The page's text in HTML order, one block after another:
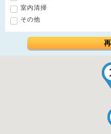
室内清掃
その他